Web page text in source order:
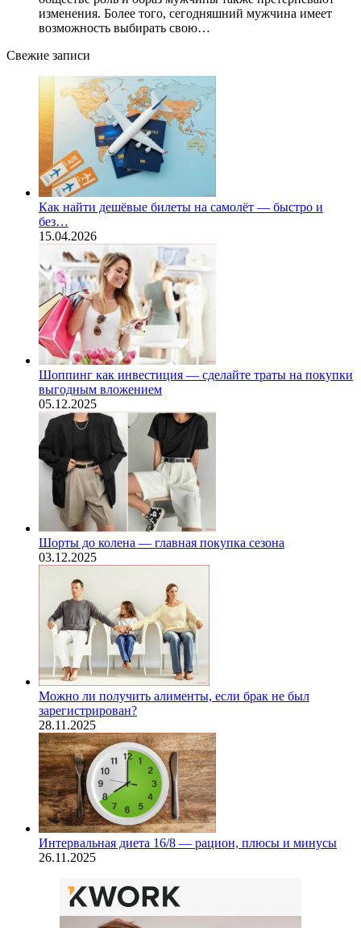
изменения. Более того, сегодняшний мужчина имеет
возможность выбирать свою…
Свежие записи
Как найти дешёвые билеты на самолёт — быстро и
без…
15.04.2026
Шоппинг как инвестиция — сделайте траты на покупки
выгодным вложением
05.12.2025
Шорты до колена — главная покупка сезона
03.12.2025
Можно ли получить алименты, если брак не был
зарегистрирован?
28.11.2025
Интервальная диета 16/8 — рацион, плюсы и минусы
26.11.2025